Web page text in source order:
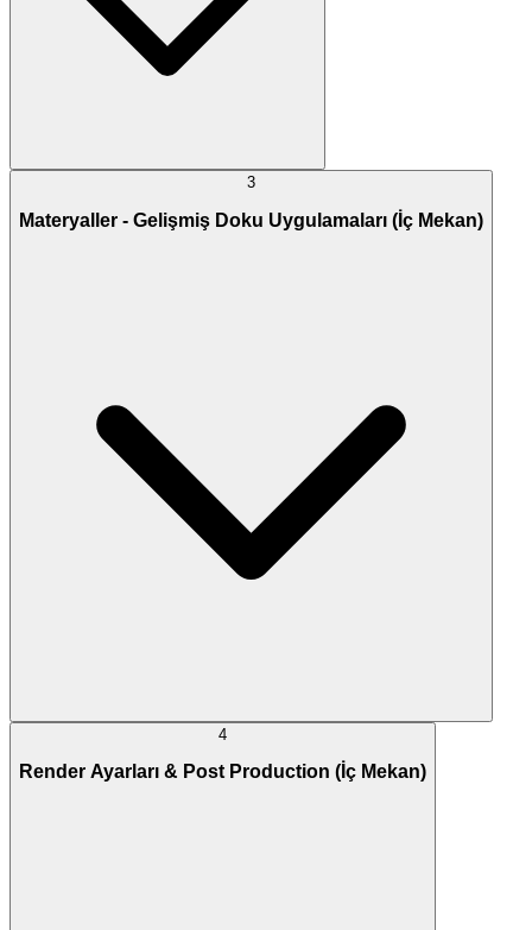
3
Materyaller - Gelişmiş Doku Uygulamaları (İç Mekan)
4
Render Ayarları & Post Production (İç Mekan)